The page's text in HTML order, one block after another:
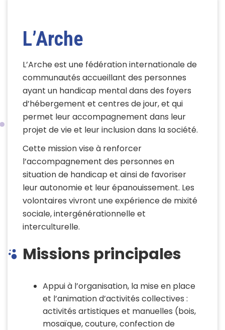
L’Arche
L’Arche est une fédération internationale de
communautés accueillant des personnes
ayant un handicap mental dans des foyers
d’hébergement et centres de jour, et qui
permet leur accompagnement dans leur
projet de vie et leur inclusion dans la société.
Cette mission vise à renforcer
l’accompagnement des personnes en
situation de handicap et ainsi de favoriser
leur autonomie et leur épanouissement. Les
volontaires vivront une expérience de mixité
sociale, intergénérationnelle et
interculturelle.
Missions principales
Appui à l’organisation, la mise en place
et l’animation d’activités collectives :
activités artistiques et manuelles (bois,
mosaïque, couture, confection de